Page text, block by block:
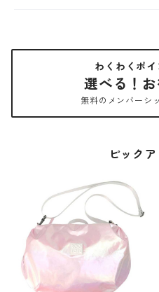
わくわくポ
選べる！
無料のメンバーシ
ピック